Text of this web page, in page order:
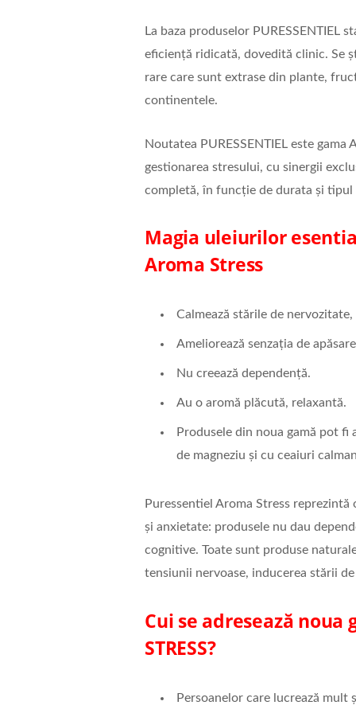
La baza produselor PURESSENTIEL
eficiență ridicată, dovedită clinic. Se
rare care sunt extrase din plante,
continentele.
Noutatea PURESSENTIEL este
gestionarea stresului, cu sinergii
completă, în funcție de durata și tipul
Magia uleiurilor
Aroma Stress
Calmează stările de
Ameliorează senzația de
Nu creează dependență.
Au o aromă plăcută, relaxantă.
Produsele din noua gamă pot
de magneziu și cu ceaiuri
Puressentiel Aroma Stress
și anxietate: produsele nu dau
cognitive. Toate sunt produse
tensiunii nervoase, inducerea stării
Cui se adresează noua
STRESS?
Persoanelor care lucrează mult